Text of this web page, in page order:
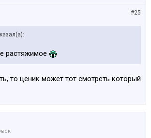
#25
растяжимое
то ценик может тот смотреть который